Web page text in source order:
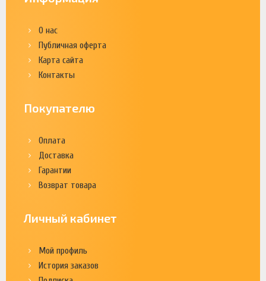
О нас
Публичная оферта
Карта сайта
Контакты
Покупателю
Оплата
Доставка
Гарантии
Возврат товара
Личный кабинет
Мой профиль
История заказов